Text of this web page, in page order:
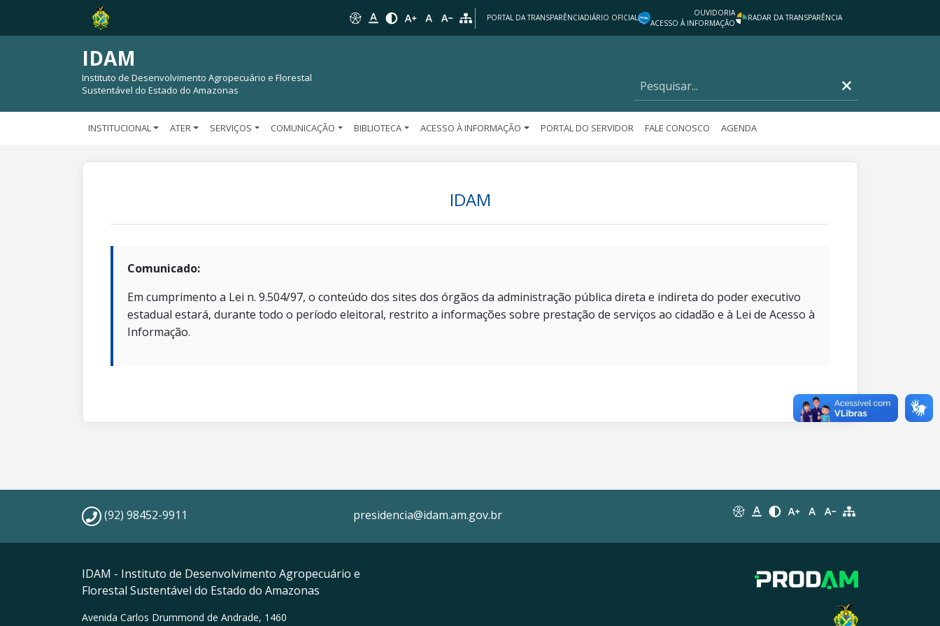
PORTAL DA TRANSPARÊNCIADIÁRIO OFICIAL
OUVIDORIA
ACESSO À INFORMAÇÃO
RADAR DA TRANSPARÊNCIA
IDAM
Instituto de Desenvolvimento Agropecuário e Florestal
Sustentável do Estado do Amazonas
INSTITUCIONAL ATER SERVIÇOS COMUNICAÇÃO BIBLIOTECA ACESSO À INFORMAÇÃO PORTAL DO SERVIDOR FALE CONOSCO AGENDA
IDAM
Comunicado:
Em cumprimento a Lei n. 9.504/97, o conteúdo dos sites dos órgãos da administração pública direta e indireta do poder executivo
estadual estará, durante todo o período eleitoral, restrito a informações sobre prestação de serviços ao cidadão e à Lei de Acesso à
Informação.
(92) 98452-9911 presidencia@idam.am.gov.br
IDAM - Instituto de Desenvolvimento Agropecuário e
Florestal Sustentável do Estado do Amazonas
Avenida Carlos Drummond de Andrade, 1460